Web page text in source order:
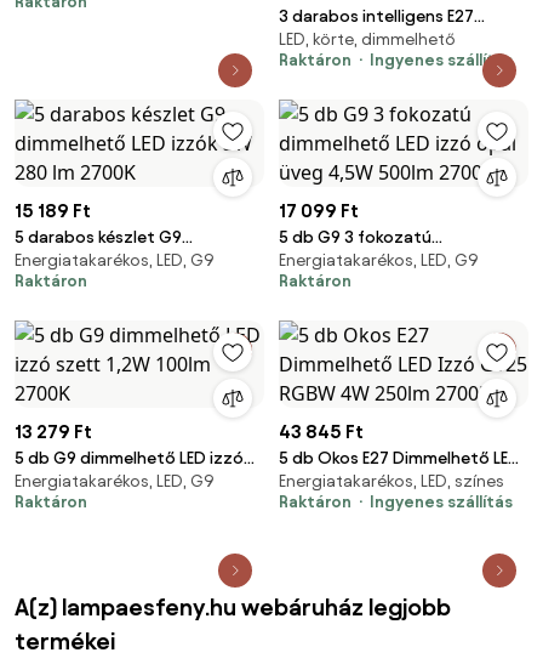
6500K
3 darabos intelligens E27
dimmelhető LED izzókészlet
A60 7W 806LM 2700-6500K
LED, körte, dimmelhető
Raktáron
Ingyenes szállítás
15 189 Ft
5 darabos készlet G9
dimmelhető LED izzók 3W 280
lm 2700K
Energiatakarékos, LED, G9
Raktáron
17 099 Ft
5 db G9 3 fokozatú
dimmelhető LED izzó opál üveg
4,5W 500lm 2700K
Energiatakarékos, LED, G9
Raktáron
13 279 Ft
5 db G9 dimmelhető LED izzó
szett 1,2W 100lm 2700K
Energiatakarékos, LED, G9
Raktáron
43 845 Ft
5 db Okos E27 Dimmelhető LED
Izzó G125 RGBW 4W 250lm
2700K
Energiatakarékos, LED, színes
Raktáron
Ingyenes szállítás
A(z) lampaesfeny.hu webáruház legjobb
termékei